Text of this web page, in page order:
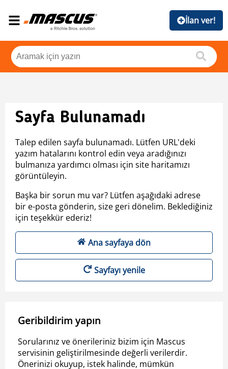
İlan ver!
Sayfa Bulunamadı
Talep edilen sayfa bulunamadı. Lütfen URL'deki
yazım hatalarını kontrol edin veya aradığınızı
bulmanıza yardımcı olması için site haritamızı
görüntüleyin.
Başka bir sorun mu var? Lütfen aşağıdaki adrese
bir e-posta gönderin, size geri dönelim. Beklediğiniz
için teşekkür ederiz!
Ana sayfaya dön
Sayfayı yenile
Geribildirim yapın
Sorularınız ve önerileriniz bizim için Mascus
servisinin geliştirilmesinde değerli verilerdir.
Önerinizi okuyup, istek halinde, mümkün